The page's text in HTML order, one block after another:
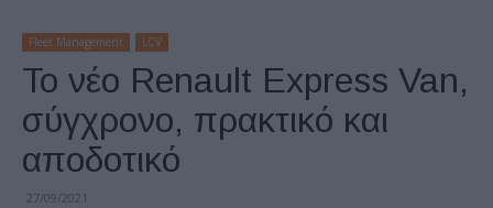
Fleet Management LCV
Το νέο Renault Express Van,
σύγχρονο, πρακτικό και
αποδοτικό
27/09/2021